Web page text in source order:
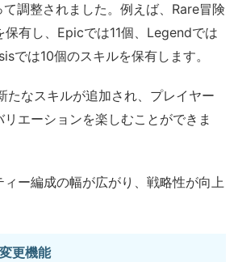
調整されました。例えば、Rare冒険
保有し、Epicでは11個、Legendでは
では10個のスキルを保有します。
たなスキルが追加され、プレイヤー
エーションを楽しむことができま
ィー編成の幅が広がり、戦略性が向上
更機能